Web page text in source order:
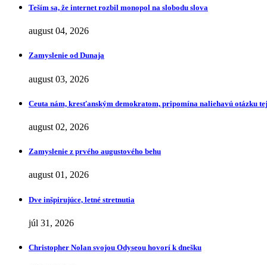
Teším sa, že internet rozbil monopol na slobodu slova
august 04, 2026
Zamyslenie od Dunaja
august 03, 2026
Ceuta nám, kresťanským demokratom, pripomína naliehavú otázku
august 02, 2026
Zamyslenie z prvého augustového behu
august 01, 2026
Dve inšpirujúce, letné stretnutia
júl 31, 2026
Christopher Nolan svojou Odyseou hovorí k dnešku